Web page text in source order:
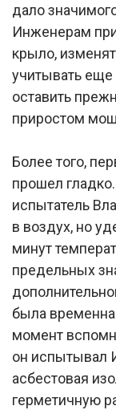
дало
Инженерам
крыло,
учитывать
оставить
приростом
Более того,
прошел
испытатель
в воздух, но
минут
предельных
была
момент
он испытывал
асбестовая
герметичную